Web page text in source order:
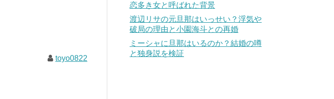
toyo0822
恋多き女と呼ばれた背景
渡辺リサの元旦那はいっせい？浮気や
破局の理由と小園海斗との再婚
ミーシャに旦那はいるのか？結婚の噂
と独身説を検証